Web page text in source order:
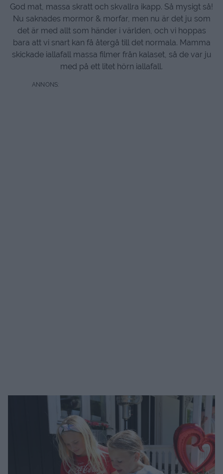
God mat, massa skratt och skvallra ikapp. Så mysigt så!
Nu saknades mormor & morfar, men nu är det ju som
det är med allt som händer i världen, och vi hoppas
bara att vi snart kan få återgå till det normala. Mamma
skickade iallafall massa filmer från kalaset, så de var ju
med på ett litet hörn iallafall.